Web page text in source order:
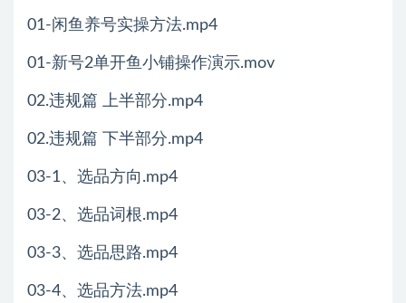
01-闲鱼养号实操方法.mp4
01-新号2单开鱼小铺操作演示.mov
02.违规篇 上半部分.mp4
02.违规篇 下半部分.mp4
03-1、选品方向.mp4
03-2、选品词根.mp4
03-3、选品思路.mp4
03-4、选品方法.mp4